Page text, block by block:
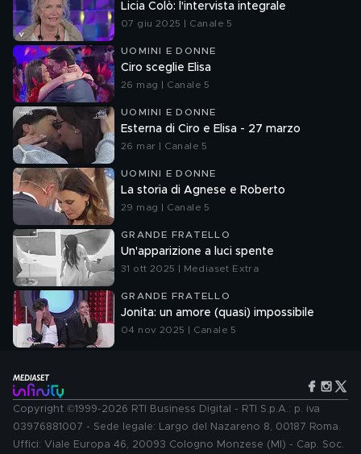
Licia Colò: l'intervista integrale
07 giu 2025 | Canale 5
UOMINI E DONNE
Ciro sceglie Elisa
26 mag | Canale 5
UOMINI E DONNE
Esterna di Ciro e Elisa - 27 marzo
26 mar | Canale 5
UOMINI E DONNE
La storia di Agnese e Roberto
29 mag | Canale 5
GRANDE FRATELLO
Un'apparizione a luci spente
31 ott 2025 | Mediaset Extra
GRANDE FRATELLO
Jonita: un amore (quasi) impossibile
04 nov 2025 | Canale 5
Copyright ©1999-2026 RTI Business Digital - RTI S.p.A.: p. iva
03976881007 - Sede legale: Largo del Nazareno 8, 00187 Roma.
Uffici: Viale Europa 46, 20093 Cologno Monzese (MI) - Cap. Soc.